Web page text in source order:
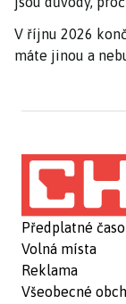
V říjnu 2026
máte jinou a
Předplatné
Volná místa
Reklama
Všeobecné